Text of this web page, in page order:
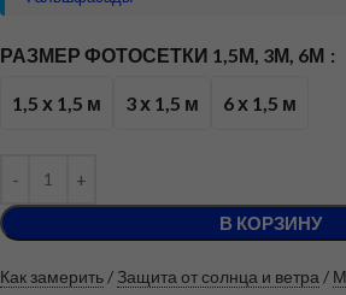
РАЗМЕР ФОТОСЕТКИ 1,5М, 3М, 6М
1,5 х 1,5 м 3 х 1,5 м 6 х 1,5 м
В КОРЗИНУ
Как замерить / Защита от солнца и ветра /